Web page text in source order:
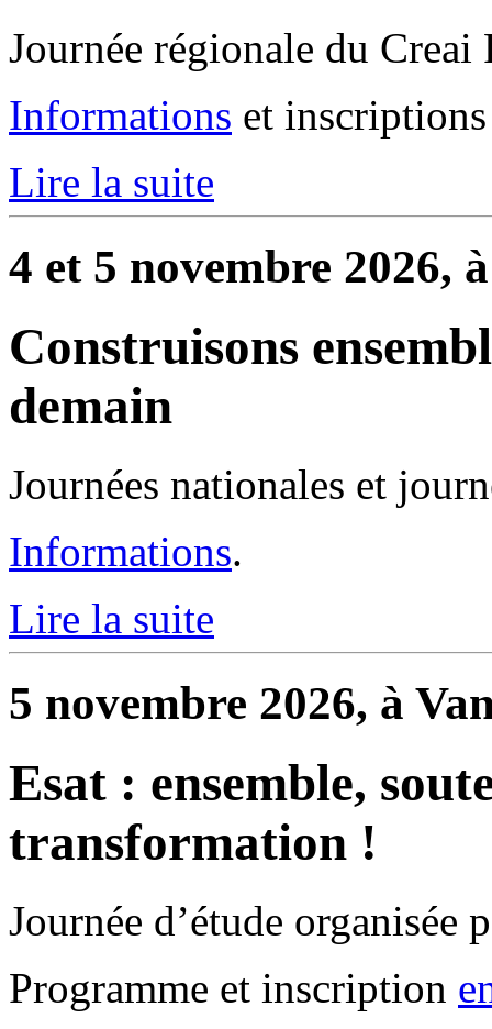
Journée régionale du Creai
Informations et
Lire la suite
4 et 5 novembre 2026,
Construisons
demain
Journées nationales et
Informations.
Lire la suite
5 novembre 2026, à
Esat : ensemble,
transformation !
Journée d’étude organisée
Programme et inscription